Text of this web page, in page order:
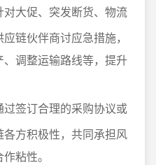
对大促、突发断货、物流
链伙伴商讨应急措施，
调整运输路线等，提升
过签订合理的采购协议或
方积极性，共同承担风
粘性。